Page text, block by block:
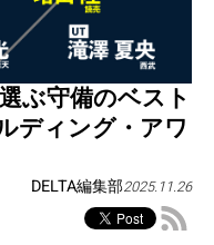
ぶ守備のベスト
ディング・アワ
DELTA編集部2025.11.26